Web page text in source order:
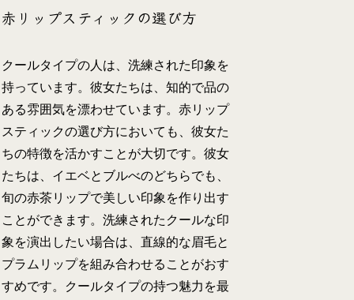
赤リップスティックの選び方
クールタイプの人は、洗練された印象を
持っています。彼女たちは、知的で品の
ある雰囲気を漂わせています。赤リップ
スティックの選び方においても、彼女た
ちの特徴を活かすことが大切です。彼女
たちは、イエベとブルべのどちらでも、
旬の赤茶リップで美しい印象を作り出す
ことができます。洗練されたクールな印
象を演出したい場合は、直線的な眉毛と
プラムリップを組み合わせることがおす
すめです。クールタイプの持つ魅力を最